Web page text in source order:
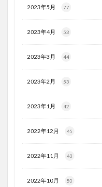
2023年5月 77
2023年4月 53
2023年3月 44
2023年2月 53
2023年1月 42
2022年12月 45
2022年11月 43
2022年10月 50